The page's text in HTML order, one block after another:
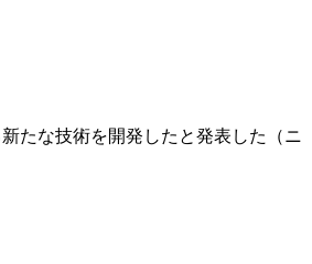
たな技術を開発したと発表した（ニ